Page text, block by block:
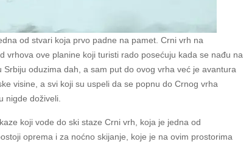
od stvari koja prvo padne na pamet. Crni vrh na
vrhova ove planine koji turisti rado posećuju kada se nađu na
oduzima dah, a sam put do ovog vrha već je avantura
visine, a svi koji su uspeli da se popnu do Crnog vrha
nigde doživeli.
koji vode do ski staze Crni vrh, koja je jedna od
oprema i za noćno skijanje, koje je na ovim prostorima